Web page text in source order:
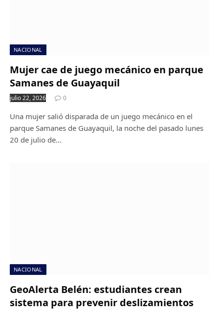
NACIONAL
Mujer cae de juego mecánico en parque
Samanes de Guayaquil
julio 22, 2026 0
Una mujer salió disparada de un juego mecánico en el
parque Samanes de Guayaquil, la noche del pasado lunes
20 de julio de…
NACIONAL
GeoAlerta Belén: estudiantes crean
sistema para prevenir deslizamientos